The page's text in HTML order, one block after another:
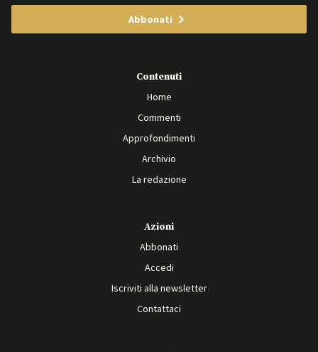
Abbonati
Contenuti
Home
Commenti
Approfondimenti
Archivio
La redazione
Azioni
Abbonati
Accedi
Iscriviti alla newsletter
Contattaci